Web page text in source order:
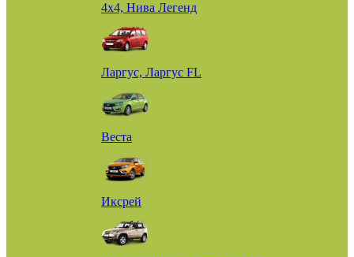
4х4, Нива Легенд
Ларгус, Ларгус FL
Веста
Иксрей